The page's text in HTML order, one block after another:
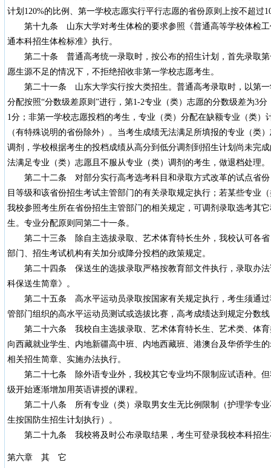
计划120%的比例、第一学校志愿实行平行志愿的省份原则上按不超过
第十九条 山东大学对考生体检的要求参照《普通高等学校体检工
通本科招生体检标准》执行。
第二十条 普通高考统一录取时，按公布的招生计划，首先录取第
愿生源不足的情况下，不拒绝招收非第一学校志愿考生。
第二十一条 山东大学实行按大类招生。普通高考录取时，以第一
分配按照“分数级差原­则”进行，第1-2专业（类）志愿的分数级差为3
1分；非第一学校志愿投档的考生，专业（类）分配在缺额专业（类）
（有特殊说明的省份除外）。当考生成绩无法满足所填报的专业（类
调剂，学校根据考生的投档成绩从高分到低分调剂到招生计划尚未完
法满足专业（类）志愿且不服从专业（类）调剂的考生，做退档处理。
第二十二条 对部分实行高考选考科目和录取方式改革的试点省份
目等级和该省份招生考试主管部门的有关录取规定执行；若某些专业
我校参照考生所在省份招生主管部门的相关规定，可调剂录取选考其
生。专业分配原则同第二十一条。
第二十三条 除自主选拔录取、艺术体育特长生外，我校认可各省
部门、招生考试机构有关加分或降分投档的政策规定。
第二十四条 保送生的选拔录取严格按教育部文件执行，录取办法
科保送生简章》。
第二十五条 高水平运动员录取按国家有关规定执行，考生须通过
管部门组织的高水平运动员测试或选拔比赛，高考成绩达到规定分数
第二十六条 我校自主选拔录取、艺术体育特长生、艺术类、体育
向西藏就业学生、内地新疆高中班、内地西藏班、港澳台及华侨学生
相关招生简章、实施办法执行。
第二十七条 除外语专业外，我校其它专业均不限制应试语种。但
级开始逐渐增加用英语讲授的课程。
第二十八条 所有专业（类）录取男女生无比例限制（护理学专业
生按国防生招生计划执行）。
第二十九条 我校将及时公布录取结果，考生可登录我校本科招生
第六章 其 它